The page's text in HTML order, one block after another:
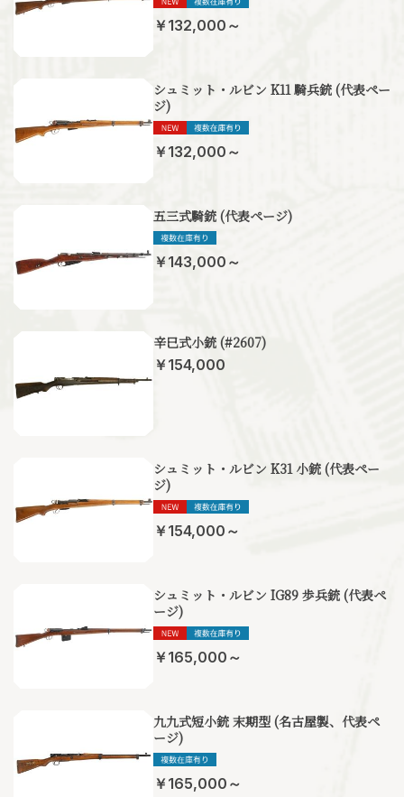
￥132,000～
シュミット・ルビン K11 騎兵銃 (代表ペー
ジ)
￥132,000～
五三式騎銃 (代表ページ)
￥143,000～
辛巳式小銃 (#2607)
￥154,000
シュミット・ルビン K31 小銃 (代表ペー
ジ)
￥154,000～
シュミット・ルビン IG89 歩兵銃 (代表ペ
ージ)
￥165,000～
九九式短小銃 末期型 (名古屋製、代表ペ
ージ)
￥165,000～